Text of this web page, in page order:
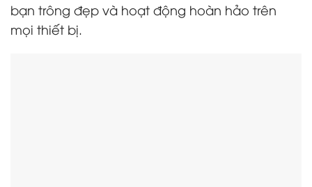
bạn trông đẹp và hoạt động hoàn hảo trên
mọi thiết bị.